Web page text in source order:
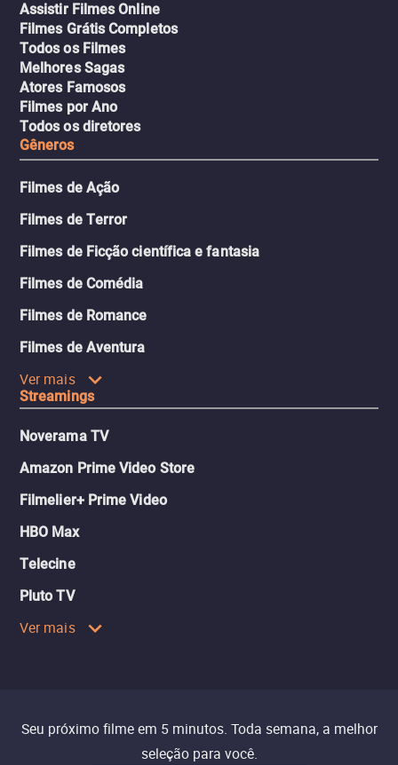
Assistir Filmes Online
Filmes Grátis Completos
Todos os Filmes
Melhores Sagas
Atores Famosos
Filmes por Ano
Todos os diretores
Gêneros
Filmes de Ação
Filmes de Terror
Filmes de Ficção científica e fantasia
Filmes de Comédia
Filmes de Romance
Filmes de Aventura
Ver mais
Streamings
Noverama TV
Amazon Prime Video Store
Filmelier+ Prime Video
HBO Max
Telecine
Pluto TV
Ver mais
Seu próximo filme em 5 minutos. Toda semana, a melhor
seleção para você.